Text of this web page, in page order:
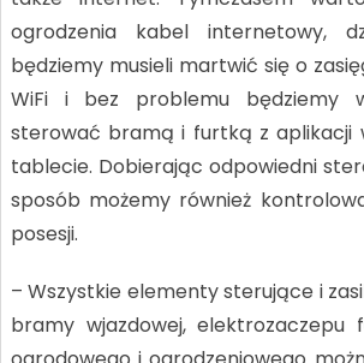
ogrodzenia kabel internetowy,
będziemy musieli martwić się o
WiFi i bez problemu będziemy
sterować bramą i furtką z aplikacji
tablecie. Dobierając odpowiedni
sposób możemy również
posesji.
– Wszystkie elementy sterujące i
bramy wjazdowej, elektrozaczepu